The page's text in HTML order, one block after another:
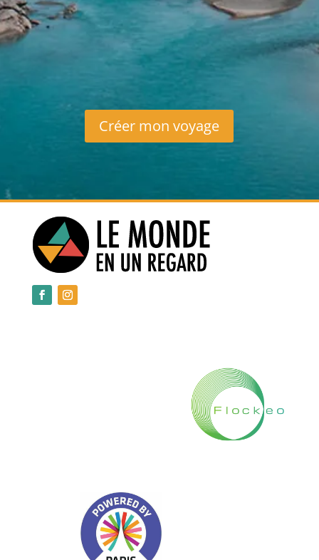
Les boissons alcool.
Les excursions non mentionnées dans
le programme.
Créer mon voyage